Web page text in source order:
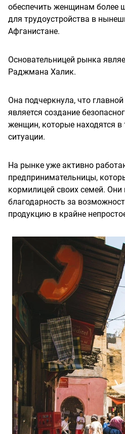
обеспечить женщинам более
для трудоустройства в
Афганистане.
Основательницей рынка
Раджмана Халик.
Она подчеркнула, что
является создание
женщин, которые находятся в
ситуации.
На рынке уже активно
предпринимательницы,
кормилицей своих семей.
благодарность за
продукцию в крайне